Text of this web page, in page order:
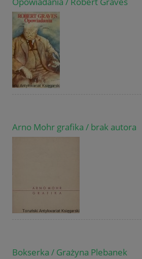
Arno Mohr grafika / brak autora
Bokserka / Grażyna Plebanek